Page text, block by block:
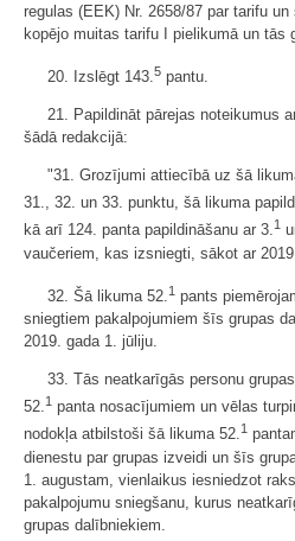
regulas (EEK) Nr. 2658/87 par tarifu
kopējo muitas tarifu I pielikumā un tās
20. Izslēgt 143.5 pantu.
21. Papildināt pārejas noteikumus
šādā redakcijā:
"31. Grozījumi attiecībā uz šā
31., 32. un 33. punktu, šā likuma
kā arī 124. panta papildināšanu ar 3.1
vaučeriem, kas izsniegti, sākot ar
32. Šā likuma 52.1 pants
sniegtiem pakalpojumiem šīs grupas
2019. gada 1. jūliju.
33. Tās neatkarīgās personu
52.1 panta nosacījumiem un vēlas
nodokļa atbilstoši šā likuma 52.1
dienestu par grupas izveidi un šīs
1. augustam, vienlaikus iesniedzot
pakalpojumu sniegšanu, kurus
grupas dalībniekiem.